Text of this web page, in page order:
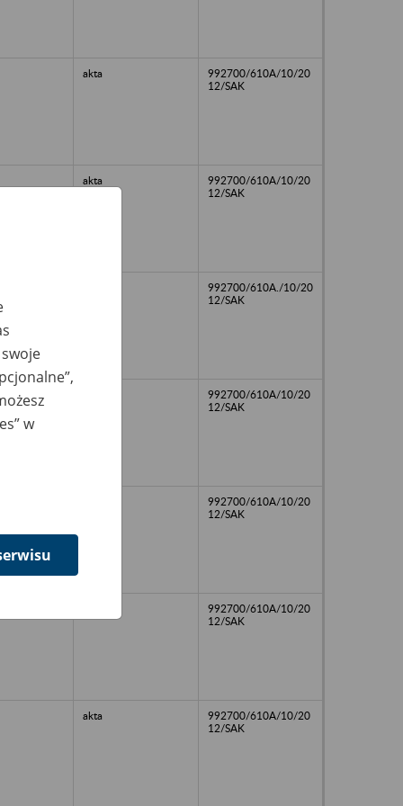
akta
992700/610A/10/20
12/SAK
akta
992700/610A/10/20
12/SAK
992700/610A./10/20
12/SAK
992700/610A/10/20
12/SAK
992700/610A/10/20
12/SAK
992700/610A/10/20
12/SAK
akta
992700/610A/10/20
12/SAK
w